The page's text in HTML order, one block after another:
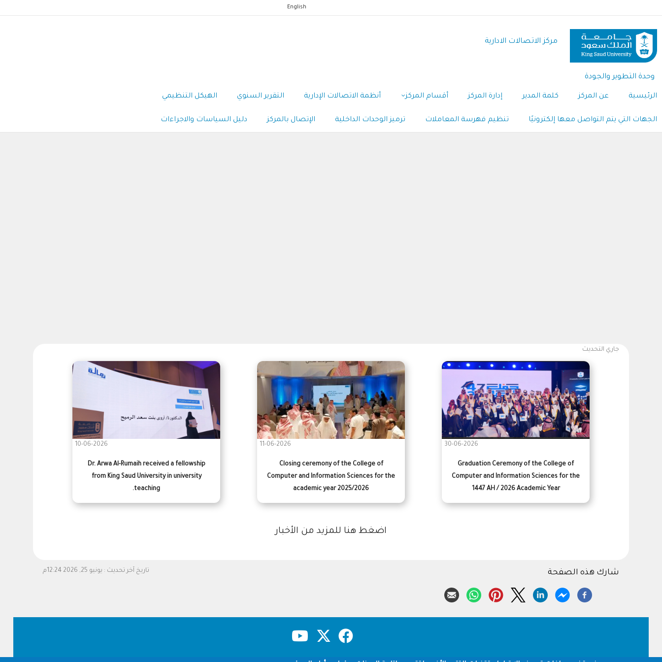
المحتوى
الرئيسي
English
مركز الاتصالات الادارية
وحدة التطوير والجودة
الرئيسية عن المركز كلمة المدير إدارة المركز أقسام المركز أنظمة الاتصالات الإدارية التقرير السنوي الهيكل التنظيمي
الجهات التي يتم التواصل معها إلكترونيًا تنظيم فهرسة المعاملات ترميز الوحدات الداخلية الإتصال بالمركز دليل السياسات والاجراءات
جاري التحديث
30-06-2026
Graduation Ceremony of the College of
Computer and Information Sciences for the
1447 AH / 2026 Academic Year
11-06-2026
Closing ceremony of the College of
Computer and Information Sciences for the
academic year 2025/2026
10-06-2026
Dr. Arwa Al-Rumaih received a fellowship
from King Saud University in university
teaching.
اضغط هنا للمزيد من الأخبار
تاريخ آخر تحديث : يونيو 25, 2026 12:24م شارك هذه الصفحة